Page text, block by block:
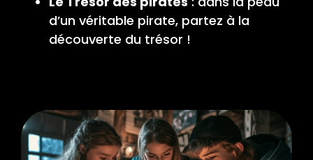
d’un véritable pirate, partez à la
découverte du trésor !